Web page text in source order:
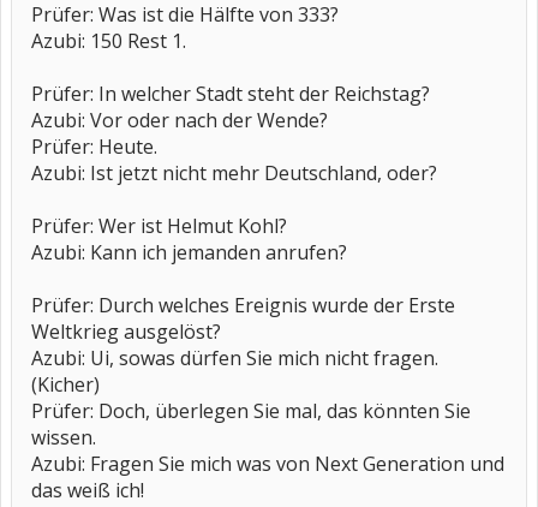
Prüfer: Was ist die Hälfte von 333?
Azubi: 150 Rest 1.
Prüfer: In welcher Stadt steht der Reichstag?
Azubi: Vor oder nach der Wende?
Prüfer: Heute.
Azubi: Ist jetzt nicht mehr Deutschland, oder?
Prüfer: Wer ist Helmut Kohl?
Azubi: Kann ich jemanden anrufen?
Prüfer: Durch welches Ereignis wurde der Erste
Weltkrieg ausgelöst?
Azubi: Ui, sowas dürfen Sie mich nicht fragen.
(Kicher)
Prüfer: Doch, überlegen Sie mal, das könnten Sie
wissen.
Azubi: Fragen Sie mich was von Next Generation und
das weiß ich!